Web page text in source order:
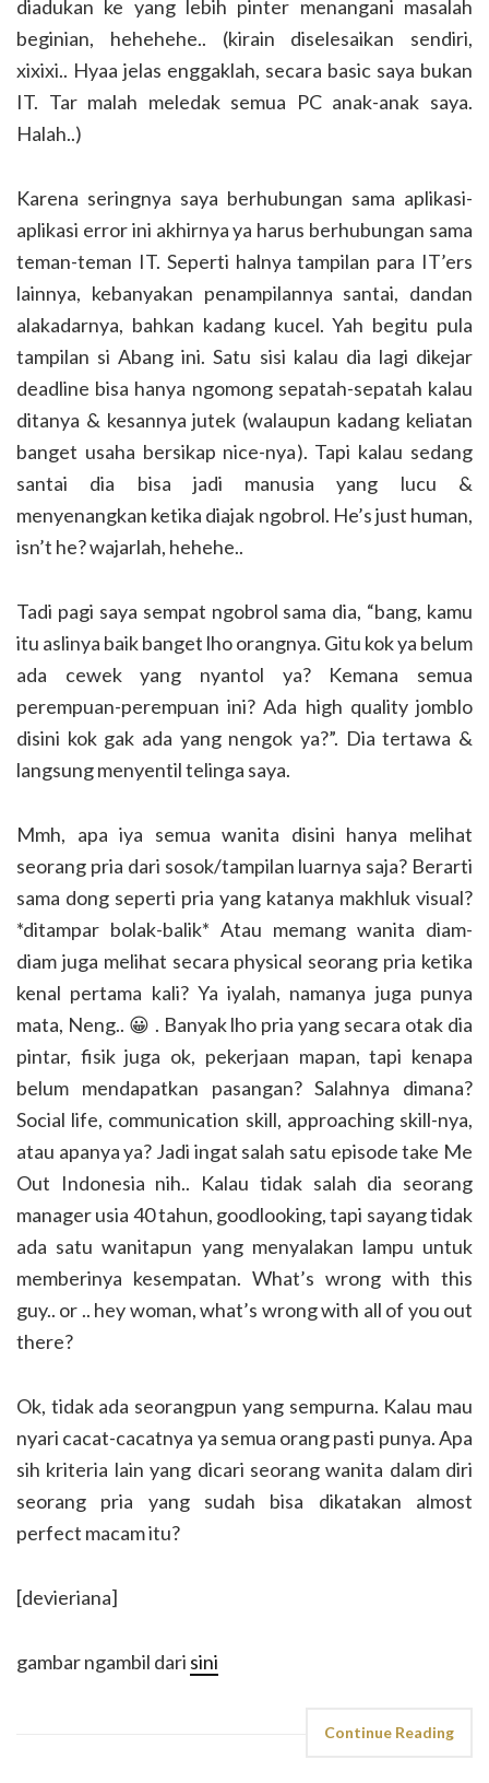
diadukan ke yang lebih pinter menangani masalah
beginian, hehehehe.. (kirain diselesaikan sendiri,
xixixi.. Hyaa jelas enggaklah, secara basic saya bukan
IT. Tar malah meledak semua PC anak-anak saya.
Halah..)
Karena seringnya saya berhubungan sama aplikasi-
aplikasi error ini akhirnya ya harus berhubungan sama
teman-teman IT. Seperti halnya tampilan para IT’ers
lainnya, kebanyakan penampilannya santai, dandan
alakadarnya, bahkan kadang kucel. Yah begitu pula
tampilan si Abang ini. Satu sisi kalau dia lagi dikejar
deadline bisa hanya ngomong sepatah-sepatah kalau
ditanya & kesannya jutek (walaupun kadang keliatan
banget usaha bersikap nice-nya). Tapi kalau sedang
santai dia bisa jadi manusia yang lucu &
menyenangkan ketika diajak ngobrol. He’s just human,
isn’t he? wajarlah, hehehe..
Tadi pagi saya sempat ngobrol sama dia, “bang, kamu
itu aslinya baik banget lho orangnya. Gitu kok ya belum
ada cewek yang nyantol ya? Kemana semua
perempuan-perempuan ini? Ada high quality jomblo
disini kok gak ada yang nengok ya?”. Dia tertawa &
langsung menyentil telinga saya.
Mmh, apa iya semua wanita disini hanya melihat
seorang pria dari sosok/tampilan luarnya saja? Berarti
sama dong seperti pria yang katanya makhluk visual?
*ditampar bolak-balik* Atau memang wanita diam-
diam juga melihat secara physical seorang pria ketika
kenal pertama kali? Ya iyalah, namanya juga punya
mata, Neng.. 😀 . Banyak lho pria yang secara otak dia
pintar, fisik juga ok, pekerjaan mapan, tapi kenapa
belum mendapatkan pasangan? Salahnya dimana?
Social life, communication skill, approaching skill-nya,
atau apanya ya? Jadi ingat salah satu episode take Me
Out Indonesia nih.. Kalau tidak salah dia seorang
manager usia 40 tahun, goodlooking, tapi sayang tidak
ada satu wanitapun yang menyalakan lampu untuk
memberinya kesempatan. What’s wrong with this
guy.. or .. hey woman, what’s wrong with all of you out
there?
Ok, tidak ada seorangpun yang sempurna. Kalau mau
nyari cacat-cacatnya ya semua orang pasti punya. Apa
sih kriteria lain yang dicari seorang wanita dalam diri
seorang pria yang sudah bisa dikatakan almost
perfect macam itu?
[devieriana]
gambar ngambil dari sini
Continue Reading